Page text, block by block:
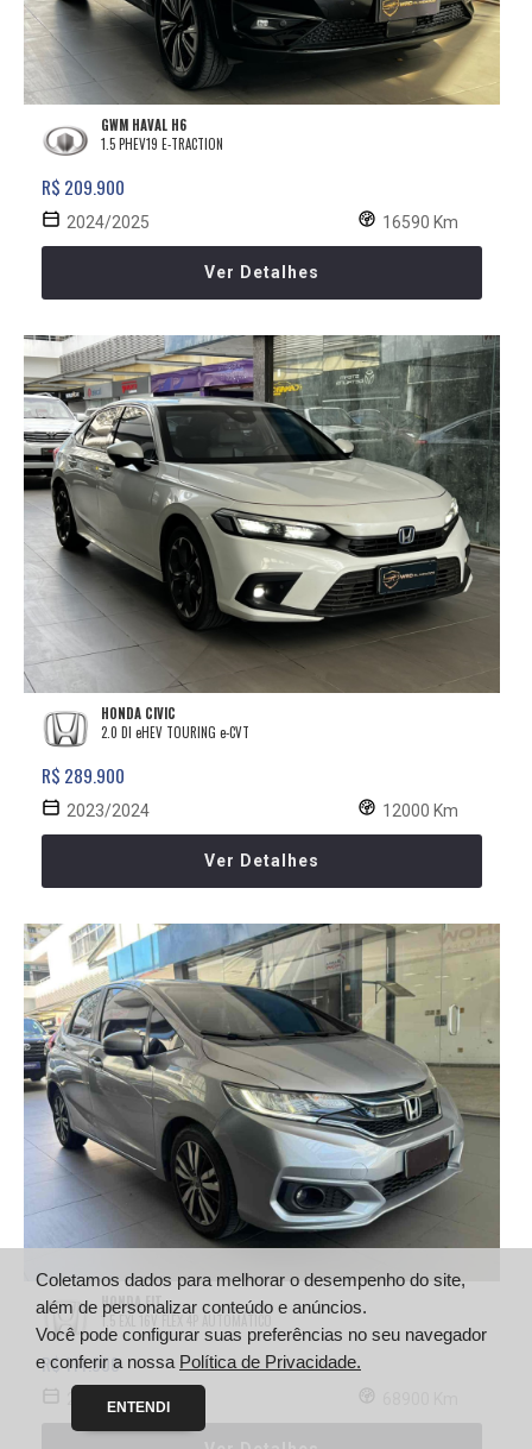
GWM HAVAL H6
1.5 PHEV19 E-TRACTION
R$ 209.900
2024/2025 16590 Km
Ver Detalhes
HONDA CIVIC
2.0 DI eHEV TOURING e-CVT
R$ 289.900
2023/2024 12000 Km
Ver Detalhes
HONDA FIT
1.5 EXL 16V FLEX 4P AUTOMÁTICO
R$ 114.900
2018/2018
Coletamos dados para melhorar o desempenho do site,
além de personalizar conteúdo e anúncios.
Você pode configurar suas preferências no seu navegador
e conferir a nossa Política de Privacidade.
ENTENDI